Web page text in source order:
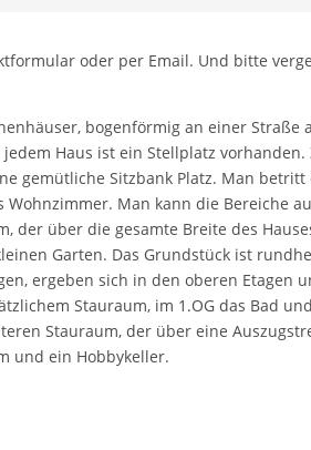
oder per Email. Und bitte
bogenförmig an einer
Haus ist ein Stellplatz
gemütliche Sitzbank Platz. Man
Man kann die Bereiche
der über die gesamte Breite des
Garten. Das Grundstück ist
ergeben sich in den oberen Etagen
Stauraum, im 1.OG das Bad
Stauraum, der über eine
und ein Hobbykeller.